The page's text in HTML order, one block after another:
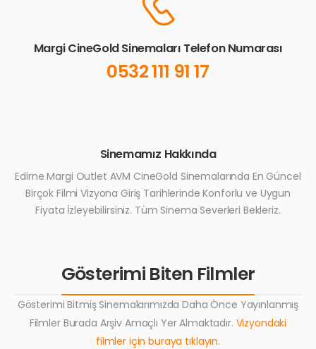
Margi CineGold Sinemaları Telefon Numarası
0532 111 91 17
Sinemamız Hakkında
Edirne Margi Outlet AVM CineGold Sinemalarında En Güncel
Birçok Filmi Vizyona Giriş Tarihlerinde Konforlu ve Uygun
Fiyata İzleyebilirsiniz. Tüm Sinema Severleri Bekleriz.
Gösterimi Biten Filmler
Gösterimi Bitmiş Sinemalarımızda Daha Önce Yayınlanmış
Filmler Burada Arşiv Amaçlı Yer Almaktadır. Vizyondaki
filmler için buraya tıklayın.